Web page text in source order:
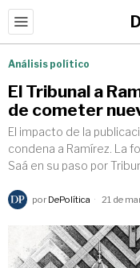
Análisis político
El Tribunal a
de cometer
El impacto de la
condena a Ramírez. La
Saá en su paso por
por DePolítica 21 de